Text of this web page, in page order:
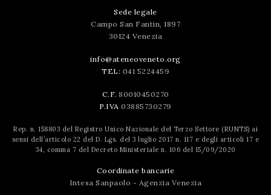
Sede legale
Campo San Fantin, 1897
30124 Venezia
info@ateneoveneto.org
TEL: 041 5224459
C.F. 80010450270
P.IVA 03885730279
Rep. n. 158803 del Registro Unico Nazionale del Terzo Settore (RUNTS) ai
sensi dell’articolo 22 del D. Lgs. del 3 luglio 2017 n. 117 e degli articoli 17 e
34, comma 7 del Decreto Ministeriale n. 106 del 15/09/2020
Coordinate bancarie
Intesa Sanpaolo - Agenzia Venezia